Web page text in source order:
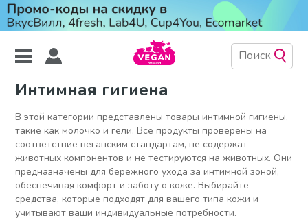
Интимная гигиена
В этой категории представлены товары интимной гигиены,
такие как молочко и гели. Все продукты проверены на
соответствие веганским стандартам, не содержат
животных компонентов и не тестируются на животных. Они
предназначены для бережного ухода за интимной зоной,
обеспечивая комфорт и заботу о коже. Выбирайте
средства, которые подходят для вашего типа кожи и
учитывают ваши индивидуальные потребности.